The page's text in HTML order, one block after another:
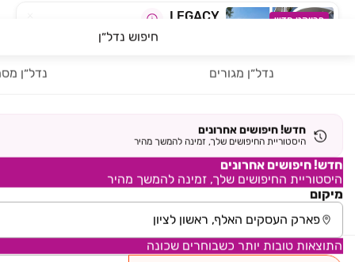
חיפוש נדל״ן
נדל״ן מגורים נדל״ן
חדש! חיפושים אחרונים
היסטוריית החיפושים שלך, זמינה להמשך מהיר
חדש! חיפושים אחרונים
היסטוריית החיפושים שלך, זמינה להמשך מהיר
מיקום
התוצאות טובות יותר כשבוחרים שכונה
פרויקט חדש LEGACY
גג/פנטהאוז, ראשונים, ראשון לציון
פרויקט LEGACY
בלב השכונה הכי נחשקת
בעל מאפיינים דומים לנכס